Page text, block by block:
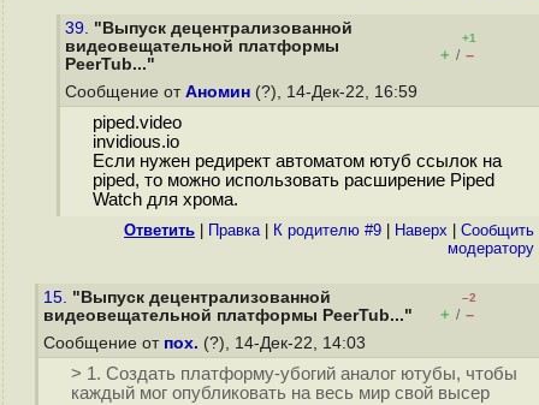
39. "Выпуск децентрализованной
видеовещательной платформы
PeerTub..."
+1
+ / –
Сообщение от Аномин (?), 14-Дек-22, 16:59
piped.video
invidious.io
Если нужен редирект автоматом ютуб ссылок на
piped, то можно использовать расширение Piped
Watch для хрома.
Ответить Правка| К родителю #9 Наверх
Cообщить
модератору
15. "Выпуск децентрализованной
видеовещательной платформы PeerTub..."
–2
+ / –
Сообщение от пох. (?), 14-Дек-22, 14:03
> 1. Создать платформу-убогий аналог ютубы, чтобы
каждый мог опубликовать на весь мир свой высер